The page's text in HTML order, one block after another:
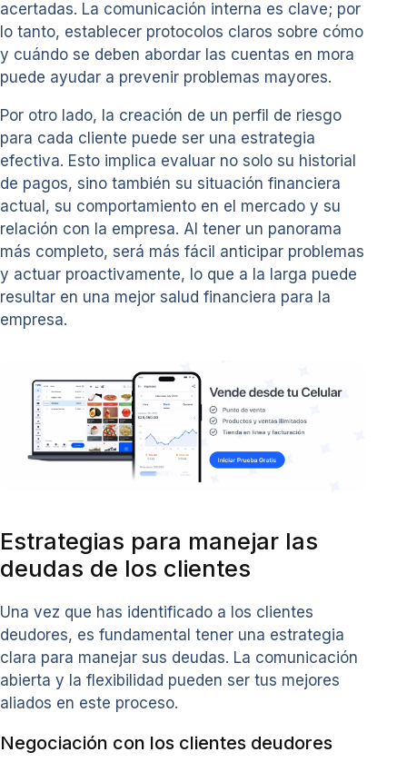
acertadas. La comunicación interna es clave; por
lo tanto, establecer protocolos claros sobre cómo
y cuándo se deben abordar las cuentas en mora
puede ayudar a prevenir problemas mayores.
Por otro lado, la creación de un perfil de riesgo
para cada cliente puede ser una estrategia
efectiva. Esto implica evaluar no solo su historial
de pagos, sino también su situación financiera
actual, su comportamiento en el mercado y su
relación con la empresa. Al tener un panorama
más completo, será más fácil anticipar problemas
y actuar proactivamente, lo que a la larga puede
resultar en una mejor salud financiera para la
empresa.
Estrategias para manejar las
deudas de los clientes
Una vez que has identificado a los clientes
deudores, es fundamental tener una estrategia
clara para manejar sus deudas. La comunicación
abierta y la flexibilidad pueden ser tus mejores
aliados en este proceso.
Negociación con los clientes deudores